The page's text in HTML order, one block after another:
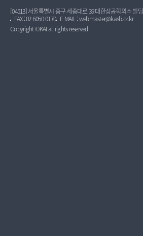
[04513] 서울특별시 중구 세종대로 39 대한상공회의소 빌
FAX : 02-6050-0170
E-MAIL : webmaster@kasb.or.kr
Copyright ©KAI all rights reserved